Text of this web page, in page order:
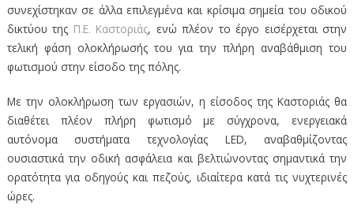
συνεχίστηκαν σε άλλα επιλεγμένα και κρίσιμα σημεία του οδικού
δικτύου της Π.Ε. Καστοριάς, ενώ πλέον το έργο εισέρχεται στην
τελική φάση ολοκλήρωσής του για την πλήρη αναβάθμιση του
φωτισμού στην είσοδο της πόλης.
Με την ολοκλήρωση των εργασιών, η είσοδος της Καστοριάς θα
διαθέτει πλέον πλήρη φωτισμό με σύγχρονα, ενεργειακά
αυτόνομα συστήματα τεχνολογίας LED, αναβαθμίζοντας
ουσιαστικά την οδική ασφάλεια και βελτιώνοντας σημαντικά την
ορατότητα για οδηγούς και πεζούς, ιδιαίτερα κατά τις νυχτερινές
ώρες.